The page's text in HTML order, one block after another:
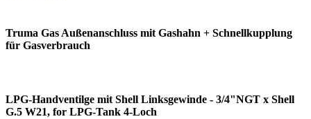
Truma Gas Außenanschluss mit Gashahn + Schnellkupplung
für Gasverbrauch
LPG-Handventilge mit Shell Linksgewinde - 3/4"NGT x Shell
G.5 W21, for LPG-Tank 4-Loch